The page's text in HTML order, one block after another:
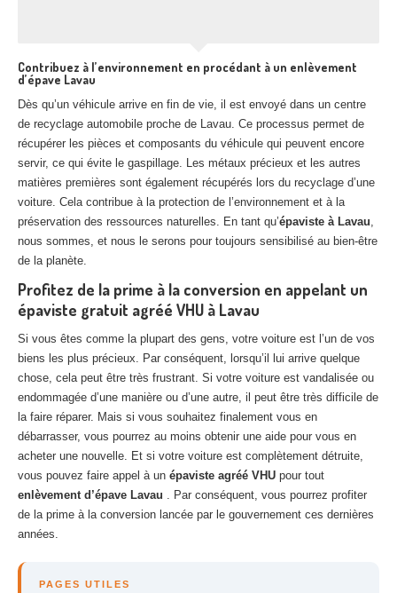
Contribuez à l’environnement en procédant à un enlèvement
d’épave Lavau
Dès qu’un véhicule arrive en fin de vie, il est envoyé dans un centre
de recyclage automobile proche de Lavau. Ce processus permet de
récupérer les pièces et composants du véhicule qui peuvent encore
servir, ce qui évite le gaspillage. Les métaux précieux et les autres
matières premières sont également récupérés lors du recyclage d’une
voiture. Cela contribue à la protection de l’environnement et à la
préservation des ressources naturelles. En tant qu’épaviste à Lavau,
nous sommes, et nous le serons pour toujours sensibilisé au bien-être
de la planète.
Profitez de la prime à la conversion en appelant un
épaviste gratuit agréé VHU à Lavau
Si vous êtes comme la plupart des gens, votre voiture est l’un de vos
biens les plus précieux. Par conséquent, lorsqu’il lui arrive quelque
chose, cela peut être très frustrant. Si votre voiture est vandalisée ou
endommagée d’une manière ou d’une autre, il peut être très difficile de
la faire réparer. Mais si vous souhaitez finalement vous en
débarrasser, vous pourrez au moins obtenir une aide pour vous en
acheter une nouvelle. Et si votre voiture est complètement détruite,
vous pouvez faire appel à un épaviste agréé VHU pour tout
enlèvement d’épave Lavau . Par conséquent, vous pourrez profiter
de la prime à la conversion lancée par le gouvernement ces dernières
années.
PAGES UTILES